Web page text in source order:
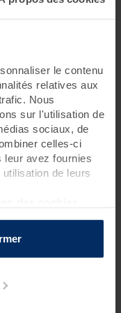
le contenu
relatives aux
Nous
sur l'utilisation de
sociaux, de
celles-ci
leur avez fournies
de leurs
aux bienfaits de la
vertus de la mer.
intense, vous avez
journée. Pause
le matin
l’après-midi
premier soin, nous